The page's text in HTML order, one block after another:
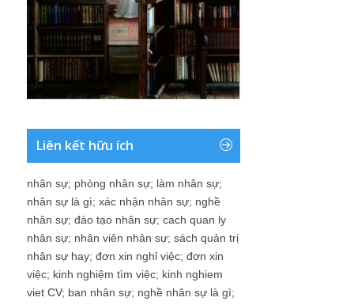
Liên kết hữu ích
nhân sự; phòng nhân sự; làm nhân sự;
nhân sự là gì; xác nhận nhân sự; nghề
nhân sự; đào tạo nhân sự; cach quan ly
nhân sự; nhân viên nhân sự; sách quản trị
nhân sự hay; đơn xin nghỉ việc; đơn xin
việc; kinh nghiệm tìm việc; kinh nghiem
viet CV; ban nhân sự; nghề nhân sự là gì;